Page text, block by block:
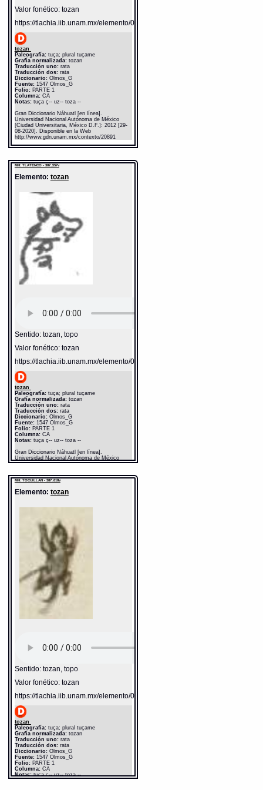
Valor fonético: tozan
https://tlachia.iib.unam.mx/elemento/02.02.14
tozan
Paleografía:tuça; plural tuçame
Grafía normalizada:tozan
Traducción uno:rata
Traducción dos:rata
Diccionario: Olmos_G
Fuente:1547 Olmos_G
Folio:PARTE 1
Columna:CA
Notas:tuça ç-- uz-- toza --
Gran Diccionario Náhuatl [en línea].
Universidad Nacional Autónoma de México
[Ciudad Universitaria, México D.F.]: 2012 [29-
08-2020]. Disponible en la Web
http://www.gdn.unam.mx/contexto/20891
MH: TLATENCO - 387_557v
Elemento: tozan
Sentido: tozan, topo
Valor fonético: tozan
https://tlachia.iib.unam.mx/elemento/02.02.14
tozan
Paleografía:tuça; plural tuçame
Grafía normalizada:tozan
Traducción uno:rata
Traducción dos:rata
Diccionario: Olmos_G
Fuente:1547 Olmos_G
Folio:PARTE 1
Columna:CA
Notas:tuça ç-- uz-- toza --
Gran Diccionario Náhuatl [en línea].
Universidad Nacional Autónoma de México
[Ciudad Universitaria, México D.F.]: 2012 [29-
http://www.gdn.unam.mx/contexto/20891
MH: TOCUILLAN - 387_618v
Elemento: tozan
Sentido: tozan, topo
Valor fonético: tozan
https://tlachia.iib.unam.mx/elemento/02.02.14
tozan
Paleografía:tuça; plural tuçame
Grafía normalizada:tozan
Traducción uno:rata
Traducción dos:rata
Diccionario: Olmos_G
Fuente:1547 Olmos_G
Folio:PARTE 1
Columna:CA
Notas:tuça ç-- uz-- toza --